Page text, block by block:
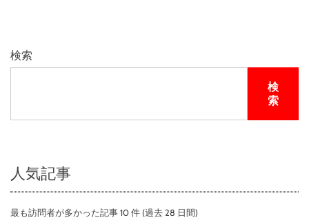
検索
検
索
人気記事
最も訪問者が多かった記事 10 件 (過去 28 日間)